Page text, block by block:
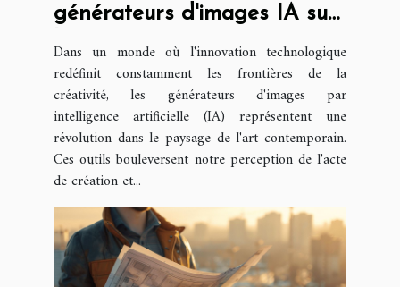
générateurs d'images IA sur
la créativité artistique
Dans un monde où l'innovation technologique
redéfinit constamment les frontières de la
créativité, les générateurs d'images par
intelligence artificielle (IA) représentent une
révolution dans le paysage de l'art contemporain.
Ces outils bouleversent notre perception de l'acte
de création et...